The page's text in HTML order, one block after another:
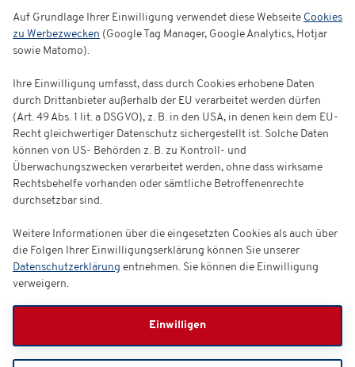
Auf Grundlage Ihrer Einwilligung verwendet diese Webseite Cookies
zu Werbezwecken (Google Tag Manager, Google Analytics, Hotjar
sowie Matomo).
Ihre Einwilligung umfasst, dass durch Cookies erhobene Daten
durch Drittanbieter außerhalb der EU verarbeitet werden dürfen
(Art. 49 Abs. 1 lit. a DSGVO), z. B. in den USA, in denen kein dem EU-
Recht gleichwertiger Datenschutz sichergestellt ist. Solche Daten
können von US- Behörden z. B. zu Kontroll- und
Überwachungszwecken verarbeitet werden, ohne dass wirksame
Rechtsbehelfe vorhanden oder sämtliche Betroffenenrechte
durchsetzbar sind.
Weitere Informationen über die eingesetzten Cookies als auch über
die Folgen Ihrer Einwilligungserklärung können Sie unserer
Datenschutzerklärung entnehmen. Sie können die Einwilligung
verweigern.
Einwilligen